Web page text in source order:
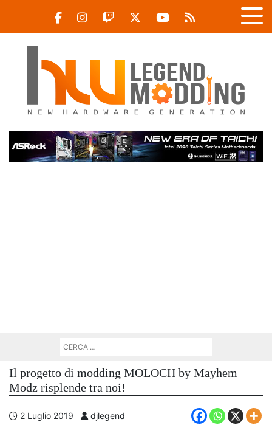
Il progetto di modding MOLOCH by Mayhem
Modz risplende tra noi!
2 Luglio 2019 djlegend